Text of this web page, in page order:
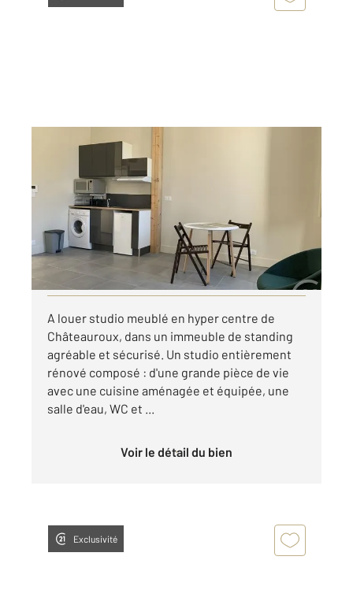
CHATEAUROUX 36
, 1 pièce
Ref : 10411
Appartement F1 à louer
457,08 €
par mois charges comprises
Visiter le site dédié
A louer studio meublé en hyper centre de
Châteauroux, dans un immeuble de standing
agréable et sécurisé. Un studio entièrement
rénové composé : d'une grande pièce de vie
avec une cuisine aménagée et équipée, une
salle d'eau, WC et ...
Voir le détail du bien
Exclusivité